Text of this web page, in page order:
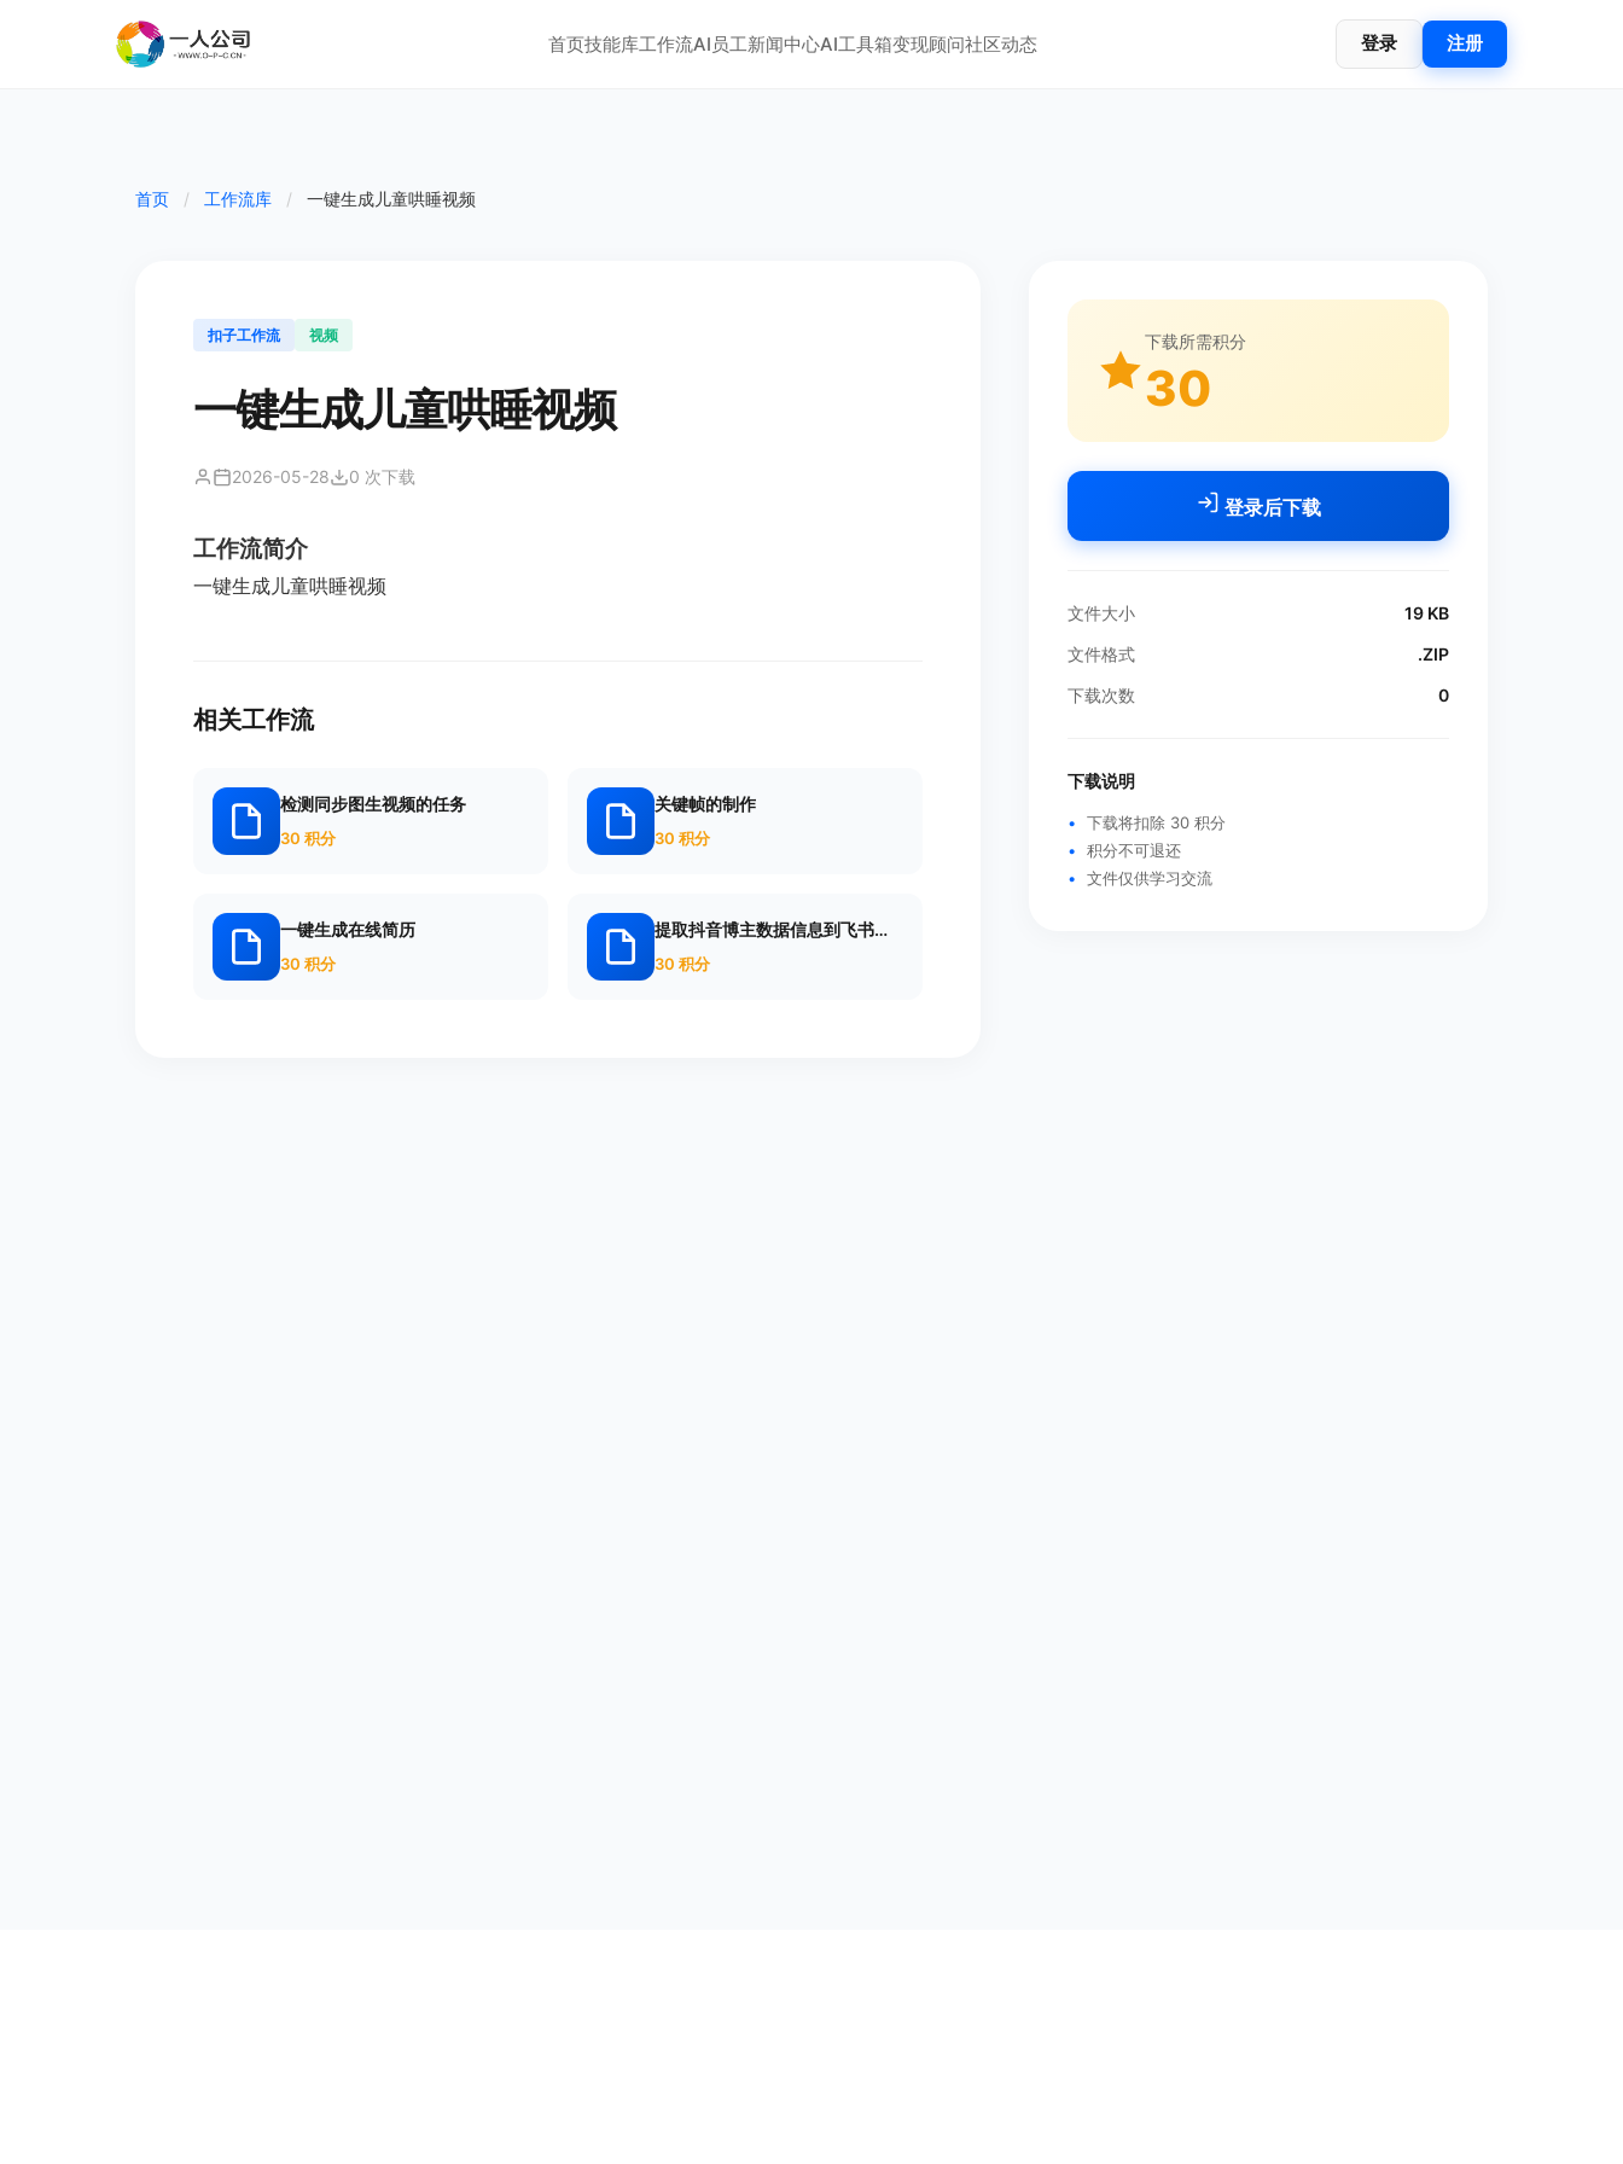
首页技能库工作流AI员工新闻中心AI工具箱变现顾问社区动态 登录 注册
首页 / 工作流库 / 一键生成儿童哄睡视频
扣子工作流 视频
一键生成儿童哄睡视频
2026-05-28 0 次下载
工作流简介
一键生成儿童哄睡视频
相关工作流
检测同步图生视频的任务
30 积分
关键帧的制作
30 积分
一键生成在线简历
30 积分
提取抖音博主数据信息到飞书多
维表格
30 积分
下载所需积分
30
登录后下载
文件大小
19 KB
文件格式
.ZIP
下载次数
0
下载说明
下载将扣除 30 积分
积分不可退还
文件仅供学习交流